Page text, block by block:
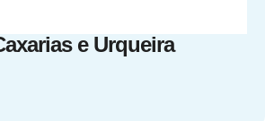
e Urqueira